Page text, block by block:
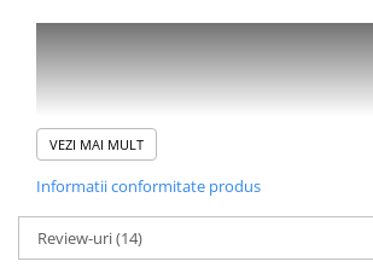
Microscoape Biologice
VEZI MAI MULT
Informatii conformitate produs
Review-uri(14)